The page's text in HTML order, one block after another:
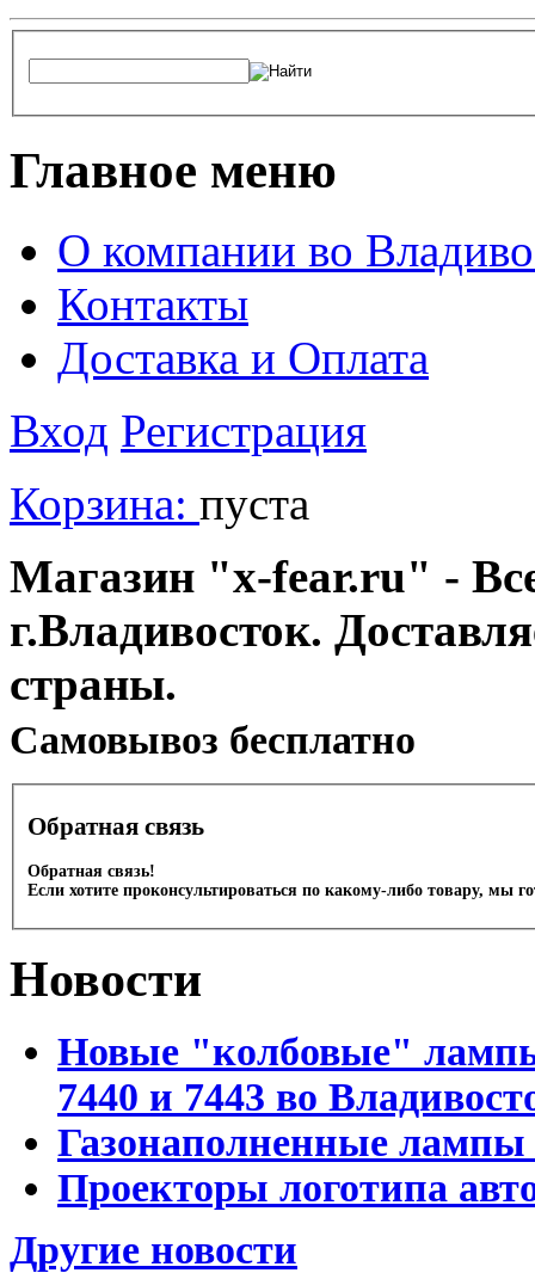
Главное меню
О компании во
Контакты
Доставка и Оплата
Вход Регистрация
Корзина: пуста
Магазин "x-fear.ru" -
г.Владивосток.
страны.
Cамовывоз бесплатно
Обратная связь
Обратная связь!
Если хотите проконсультироваться по какому-либо товару, мы
Новости
Новые "колбовые"
7440 и 7443 во
Газонаполненные лампы
Проекторы логотипа
Другие новости